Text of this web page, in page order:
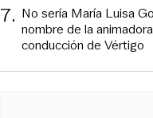
7. No sería María Luisa
nombre de la
conducción de Vértigo